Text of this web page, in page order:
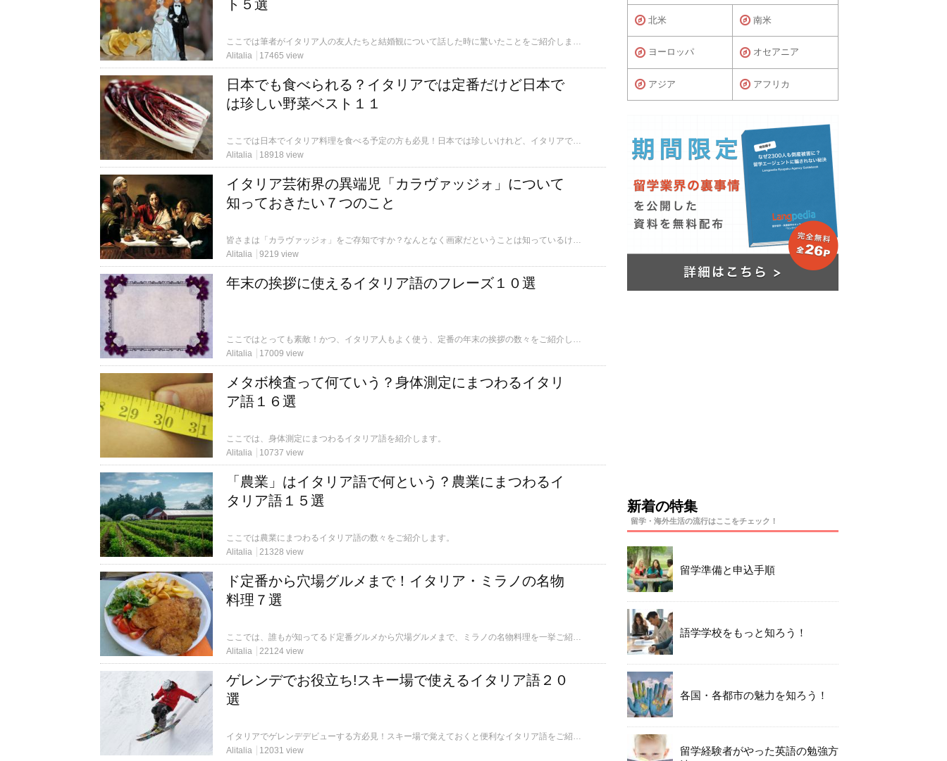
ト５選
ここでは筆者がイタリア人の友人たちと結婚観について話した時に驚いたことをご紹介します。
Alitalia
17465 view
日本でも食べられる？イタリアでは定番だけど日本で
は珍しい野菜ベスト１１
ここでは日本でイタリア料理を食べる予定の方も必見！日本では珍しいけれど、イタリアでは定番の野菜たちをご紹介します。
Alitalia
18918 view
イタリア芸術界の異端児「カラヴァッジォ」について
知っておきたい７つのこと
皆さまは「カラヴァッジォ」をご存知ですか？なんとなく画家だということは知っているけれど…という人が多いのではないでしょうか？ここでは、そんなカラヴァッジォについて、イタリアに行くならぜひ知っておきたい７つのことをご紹介します。
Alitalia
9219 view
年末の挨拶に使えるイタリア語のフレーズ１０選
ここではとっても素敵！かつ、イタリア人もよく使う、定番の年末の挨拶の数々をご紹介します。
Alitalia
17009 view
メタボ検査って何ていう？身体測定にまつわるイタリ
ア語１６選
ここでは、身体測定にまつわるイタリア語を紹介します。
Alitalia
10737 view
「農業」はイタリア語で何という？農業にまつわるイ
タリア語１５選
ここでは農業にまつわるイタリア語の数々をご紹介します。
Alitalia
21328 view
ド定番から穴場グルメまで！イタリア・ミラノの名物
料理７選
ここでは、誰もが知ってるド定番グルメから穴場グルメまで、ミラノの名物料理を一挙ご紹介します。
Alitalia
22124 view
ゲレンデでお役立ち!スキー場で使えるイタリア語２０
選
イタリアでゲレンデデビューする方必見！スキー場で覚えておくと便利なイタリア語をご紹介します。
Alitalia
12031 view
北米 南米
ヨーロッパ オセアニア
アジア アフリカ
新着の特集
留学・海外生活の流行はここをチェック！
留学準備と申込手順
語学学校をもっと知ろう！
各国・各都市の魅力を知ろう！
留学経験者がやった英語の勉強方